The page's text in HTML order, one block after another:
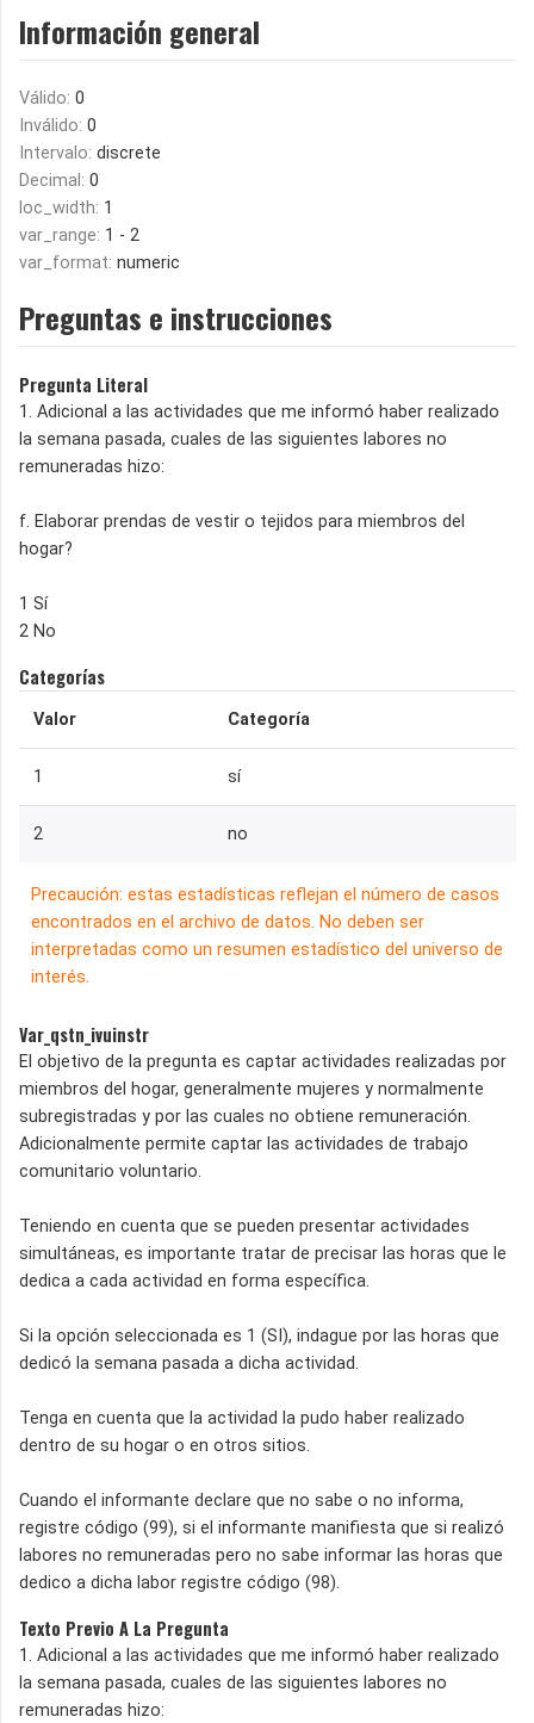
Información general
Válido: 0
Inválido: 0
Intervalo: discrete
Decimal: 0
loc_width: 1
var_range: 1 - 2
var_format: numeric
Preguntas e instrucciones
Pregunta Literal
1. Adicional a las actividades que me informó haber realizado
la semana pasada, cuales de las siguientes labores no
remuneradas hizo:
f. Elaborar prendas de vestir o tejidos para miembros del
hogar?
1 Sí
2 No
Categorías
Valor Categoría
1 sí
2 no
Precaución: estas estadísticas reflejan el número de casos
encontrados en el archivo de datos. No deben ser
interpretadas como un resumen estadístico del universo de
interés.
Var_qstn_ivuinstr
El objetivo de la pregunta es captar actividades realizadas por
miembros del hogar, generalmente mujeres y normalmente
subregistradas y por las cuales no obtiene remuneración.
Adicionalmente permite captar las actividades de trabajo
comunitario voluntario.
Teniendo en cuenta que se pueden presentar actividades
simultáneas, es importante tratar de precisar las horas que le
dedica a cada actividad en forma específica.
Si la opción seleccionada es 1 (SI), indague por las horas que
dedicó la semana pasada a dicha actividad.
Tenga en cuenta que la actividad la pudo haber realizado
dentro de su hogar o en otros sitios.
Cuando el informante declare que no sabe o no informa,
registre código (99), si el informante manifiesta que si realizó
labores no remuneradas pero no sabe informar las horas que
dedico a dicha labor registre código (98).
Texto Previo A La Pregunta
1. Adicional a las actividades que me informó haber realizado
la semana pasada, cuales de las siguientes labores no
remuneradas hizo: